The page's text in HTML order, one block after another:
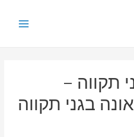
תקווה –
בגני תקווה